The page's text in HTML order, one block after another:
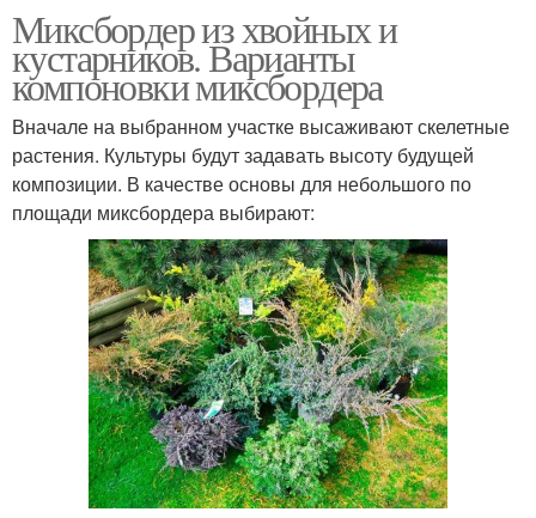
Миксбордер из хвойных и
кустарников. Варианты
компоновки миксбордера
Вначале на выбранном участке высаживают скелетные
растения. Культуры будут задавать высоту будущей
композиции. В качестве основы для небольшого по
площади миксбордера выбирают: